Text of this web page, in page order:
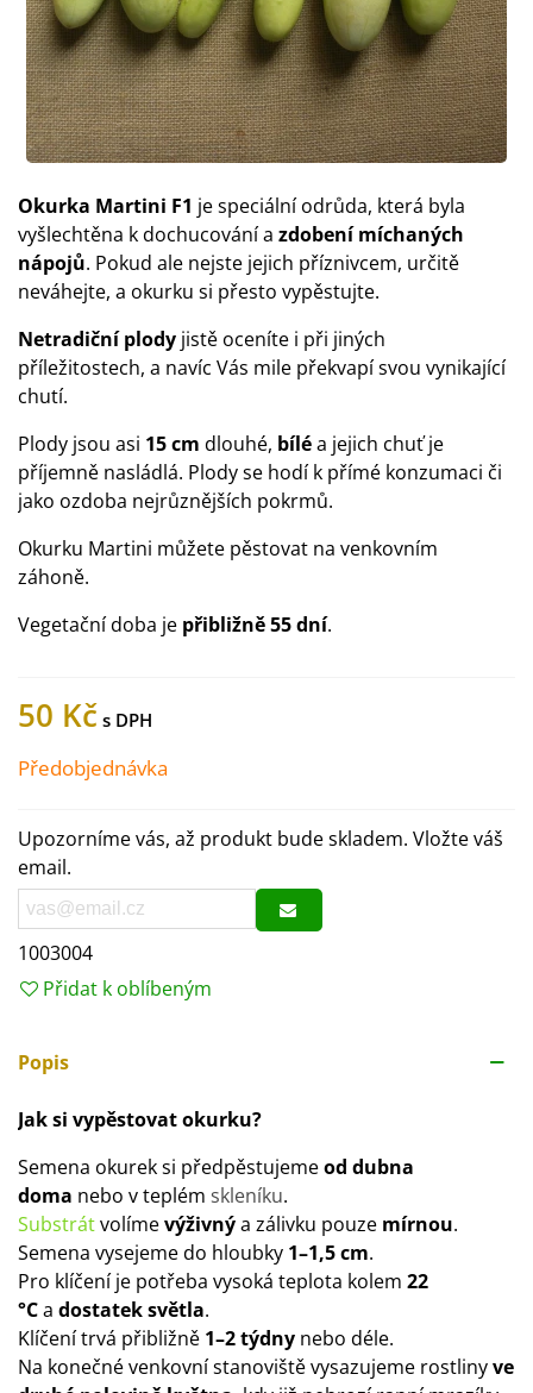
Okurka Martini F1 je speciální odrůda, která byla
vyšlechtěna k dochucování a zdobení míchaných
nápojů. Pokud ale nejste jejich příznivcem, určitě
neváhejte, a okurku si přesto vypěstujte.
Netradiční plody jistě oceníte i při jiných
příležitostech, a navíc Vás mile překvapí svou vynikající
chutí.
Plody jsou asi 15 cm dlouhé, bíléa jejich chuť je
příjemně nasládlá. Plody se hodí k přímé konzumaci či
jako ozdoba nejrůznějších pokrmů.
Okurku Martini můžete pěstovat na venkovním
záhoně.
Vegetační doba je přibližně 55 dní.
50 Kč
Předobjednávka
Upozorníme vás, až produkt bude skladem. Vložte váš
email.
1003004
Přidat k oblíbeným
Popis
Jak si vypěstovat okurku?
Semena okurek si předpěstujemeod dubna
doma nebo v teplém skleníku.
Substrátvolímevýživnýa zálivku pouze mírnou.
Semena vysejeme do hloubky 1–1,5 cm.
Pro klíčení je potřeba vysoká teplota kolem 22
°Ca dostatek světla.
Klíčení trvá přibližně 1–2 týdny nebo déle.
Na konečné venkovní stanoviště vysazujeme rostlinyve